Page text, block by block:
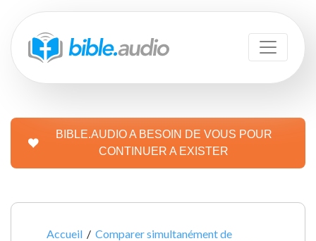
BIBLE.AUDIO A BESOIN DE VOUS POUR
CONTINUER A EXISTER
Accueil /Comparer simultanément de